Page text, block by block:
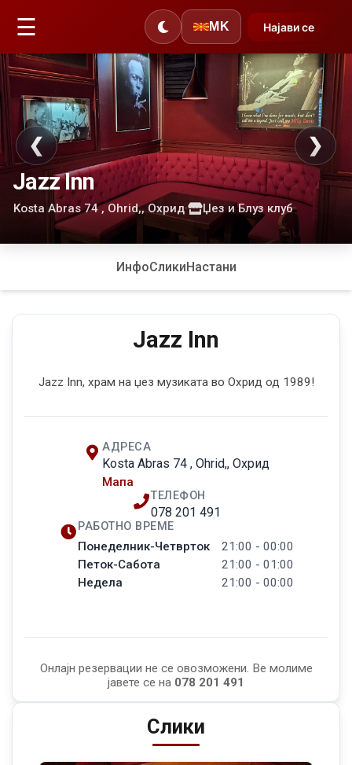
☰ MK Најави се
❮ ❯
Jazz Inn
Kosta Abras 74 , Ohrid,, Охрид· Џез и Блуз клуб
ИнфоСликиНастани
Jazz Inn
Jazz Inn, храм на џез музиката во Охрид од 1989!
АДРЕСА
Kosta Abras 74 , Ohrid,, Охрид
Мапа
ТЕЛЕФОН
078 201 491
РАБОТНО ВРЕМЕ
Понеделник-Четврток
21:00 - 00:00
Петок-Сабота
21:00 - 01:00
Недела
21:00 - 00:00
Онлајн резервации не се овозможени. Ве молиме
јавете се на 078 201 491
Слики